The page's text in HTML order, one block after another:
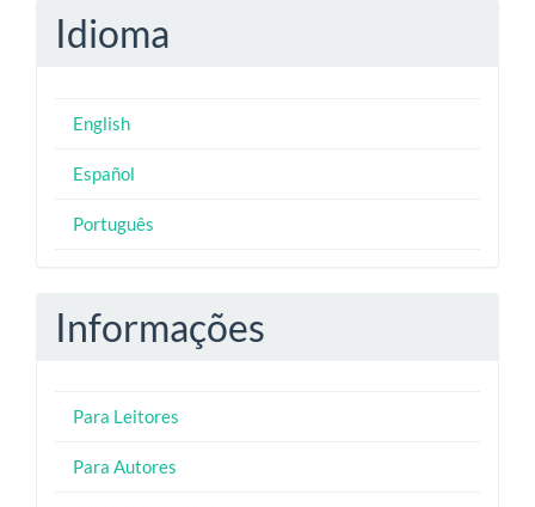
Idioma
English
Español
Português
Informações
Para Leitores
Para Autores